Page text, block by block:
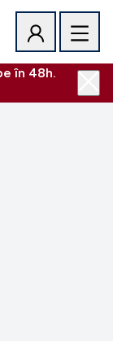
în 48h.